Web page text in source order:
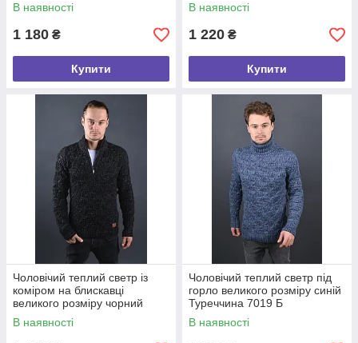
В наявності
1 180 ₴
Купити
В наявності
1 220 ₴
Купити
Чоловічий теплий светр із
коміром на блискавці
великого розміру чорний
Туреччина 7171 Б
В наявності
Чоловічий теплий светр під
горло великого розміру синій
Туреччина 7019 Б
В наявності